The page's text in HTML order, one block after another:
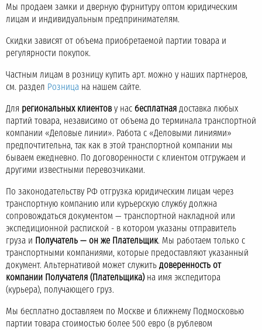
Мы продаем замки и дверную фурнитуру оптом юридическим
лицам и индивидуальным предпринимателям.
Скидки зависят от объема приобретаемой партии товара и
регулярности покупок.
Частным лицам в розницу купить арт. можно у наших партнеров,
см. раздел Розница на нашем сайте.
Для региональных клиентову нас бесплатная доставка любых
партий товара, независимо от объема до терминала транспортной
компании «Деловые линии». Работа с «Деловыми линиями»
предпочтительна, так как в этой транспортной компании мы
бываем ежедневно. По договоренности с клиентом отгружаем и
другими известными перевозчиками.
По законодательству РФ отгрузка юридическим лицам через
транспортную компанию или курьерскую службу должна
сопровождаться документом — транспортной накладной или
экспедиционной распиской - в котором указаны отправитель
груза и Получатель — он же Плательщик. Мы работаем только с
транспортными компаниями, которые предоставляют указанный
документ. Альтернативой может служить доверенность от
компании Получателя (Плательщика)на имя экспедитора
(курьера), получающего груз.
Мы бесплатно доставляем по Москве и ближнему Подмосковью
партии товара стоимостью более 500 евро (в рублевом